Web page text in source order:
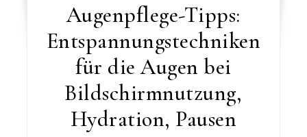
Augenpflege-Tipps:
Entspannungstechniken
für die Augen bei
Bildschirmnutzung,
Hydration, Pausen